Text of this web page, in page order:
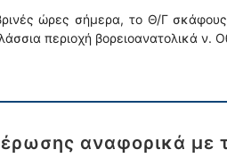
ώρες σήμερα, το Θ/Γ
περιοχή βορειοανατολικά
αναφορικά με